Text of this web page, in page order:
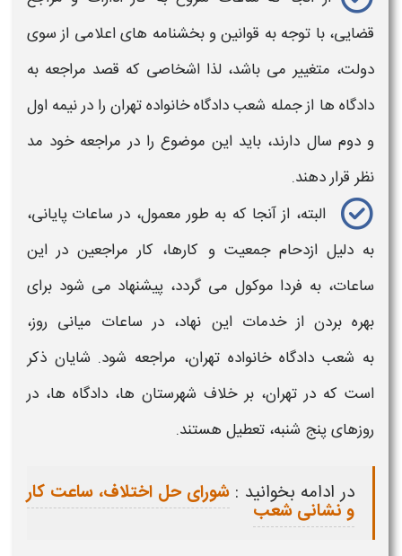
قضایی، با توجه به قوانین و بخشنامه های اعلامی از سوی
دولت، متغییر می باشد، لذا اشخاصی که قصد مراجعه به
دادگاه ها از جمله شعب دادگاه خانوادهتهران را در نیمه اول
و دوم سال دارند، باید این موضوع را در مراجعه خود مد
نظر قرار دهند.
البته، از آنجا که به طور معمول، در ساعات پایانی،
به دلیل ازدحام جمعیت و کارها، کار مراجعین در این
ساعات، به فردا موکول می گردد، پیشنهاد می شود برای
بهره بردن از خدمات این نهاد، در ساعات میانی روز،
به شعب دادگاه خانواده تهران، مراجعه شود. شایان ذکر
است که در تهران، بر خلاف شهرستان ها، دادگاه ها، در
روزهای پنج شنبه، تعطیل هستند.
در ادامه بخوانید : شورای حل اختلاف، ساعت کار
و نشانی شعب